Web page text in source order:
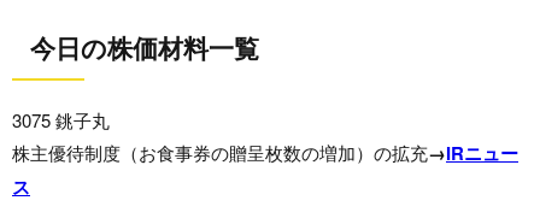
今日の株価材料一覧
3075 銚子丸
株主優待制度（お食事券の贈呈枚数の増加）の拡充→IRニュー
ス